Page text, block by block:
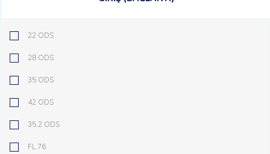
22 ODS
28 ODS
35 ODS
42 ODS
35,2 ODS
FL 76